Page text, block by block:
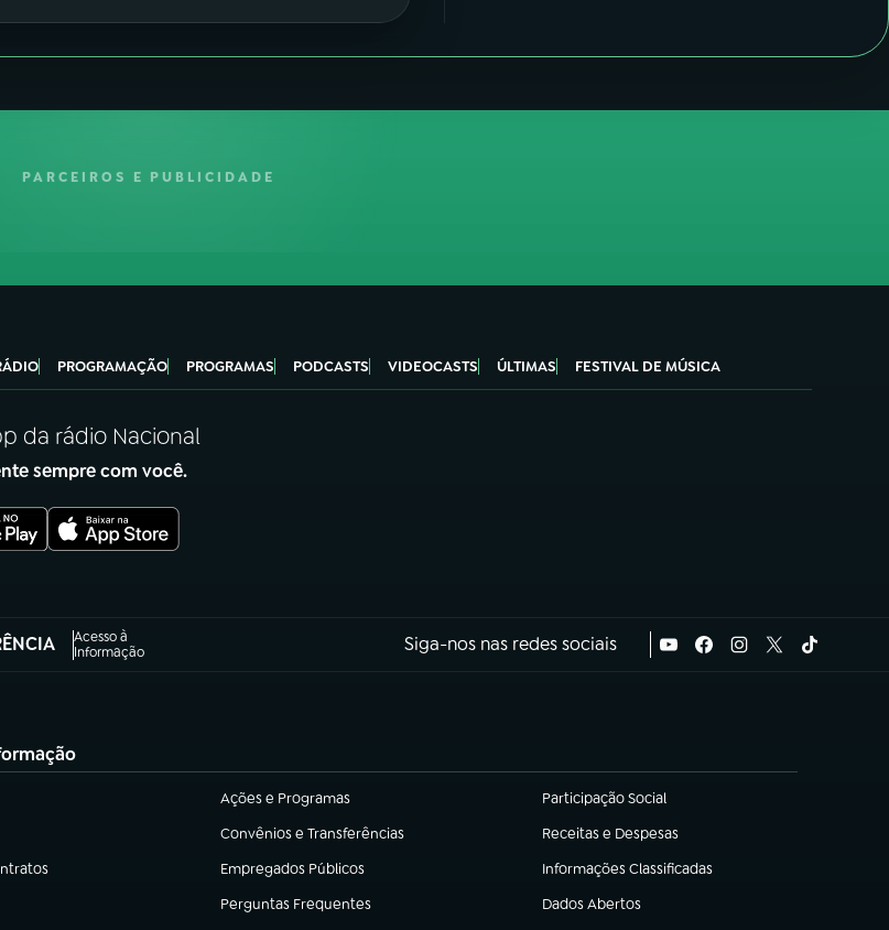
PARCEIROS E PUBLICIDADE
PROGRAMAÇÃO PROGRAMAS PODCASTS VIDEOCASTS ÚLTIMAS FESTIVAL DE MÚSICA
da rádio Nacional
sempre com você.
Acesso à
Informação
aba) Siga-nos nas redes sociais
Ações e Programas
(abre em nova aba) Participação Social
(abre em nova aba)
Convênios e Transferências
(abre em nova aba) Receitas e Despesas
(abre em nova aba)
Empregados Públicos
(abre em nova aba) Informações Classificadas
(abre em nova aba)
Perguntas Frequentes
(abre em nova aba) Dados Abertos
(abre em nova aba)